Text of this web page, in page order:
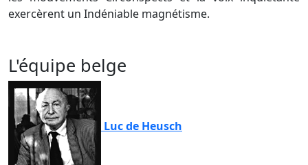
exercèrent un Indéniable magnétisme.
L'équipe belge
Luc de Heusch